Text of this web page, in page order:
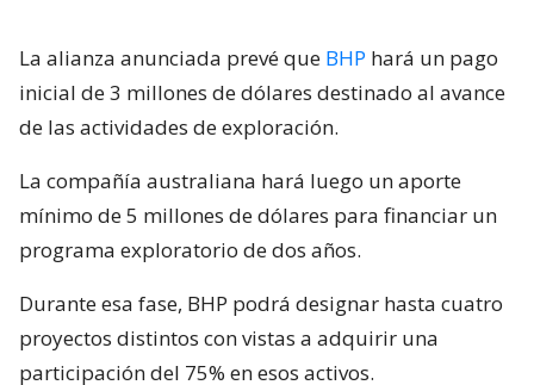
La alianza anunciada prevé que BHP hará un pago
inicial de 3 millones de dólares destinado al avance
de las actividades de exploración.
La compañía australiana hará luego un aporte
mínimo de 5 millones de dólares para financiar un
programa exploratorio de dos años.
Durante esa fase, BHP podrá designar hasta cuatro
proyectos distintos con vistas a adquirir una
participación del 75% en esos activos.